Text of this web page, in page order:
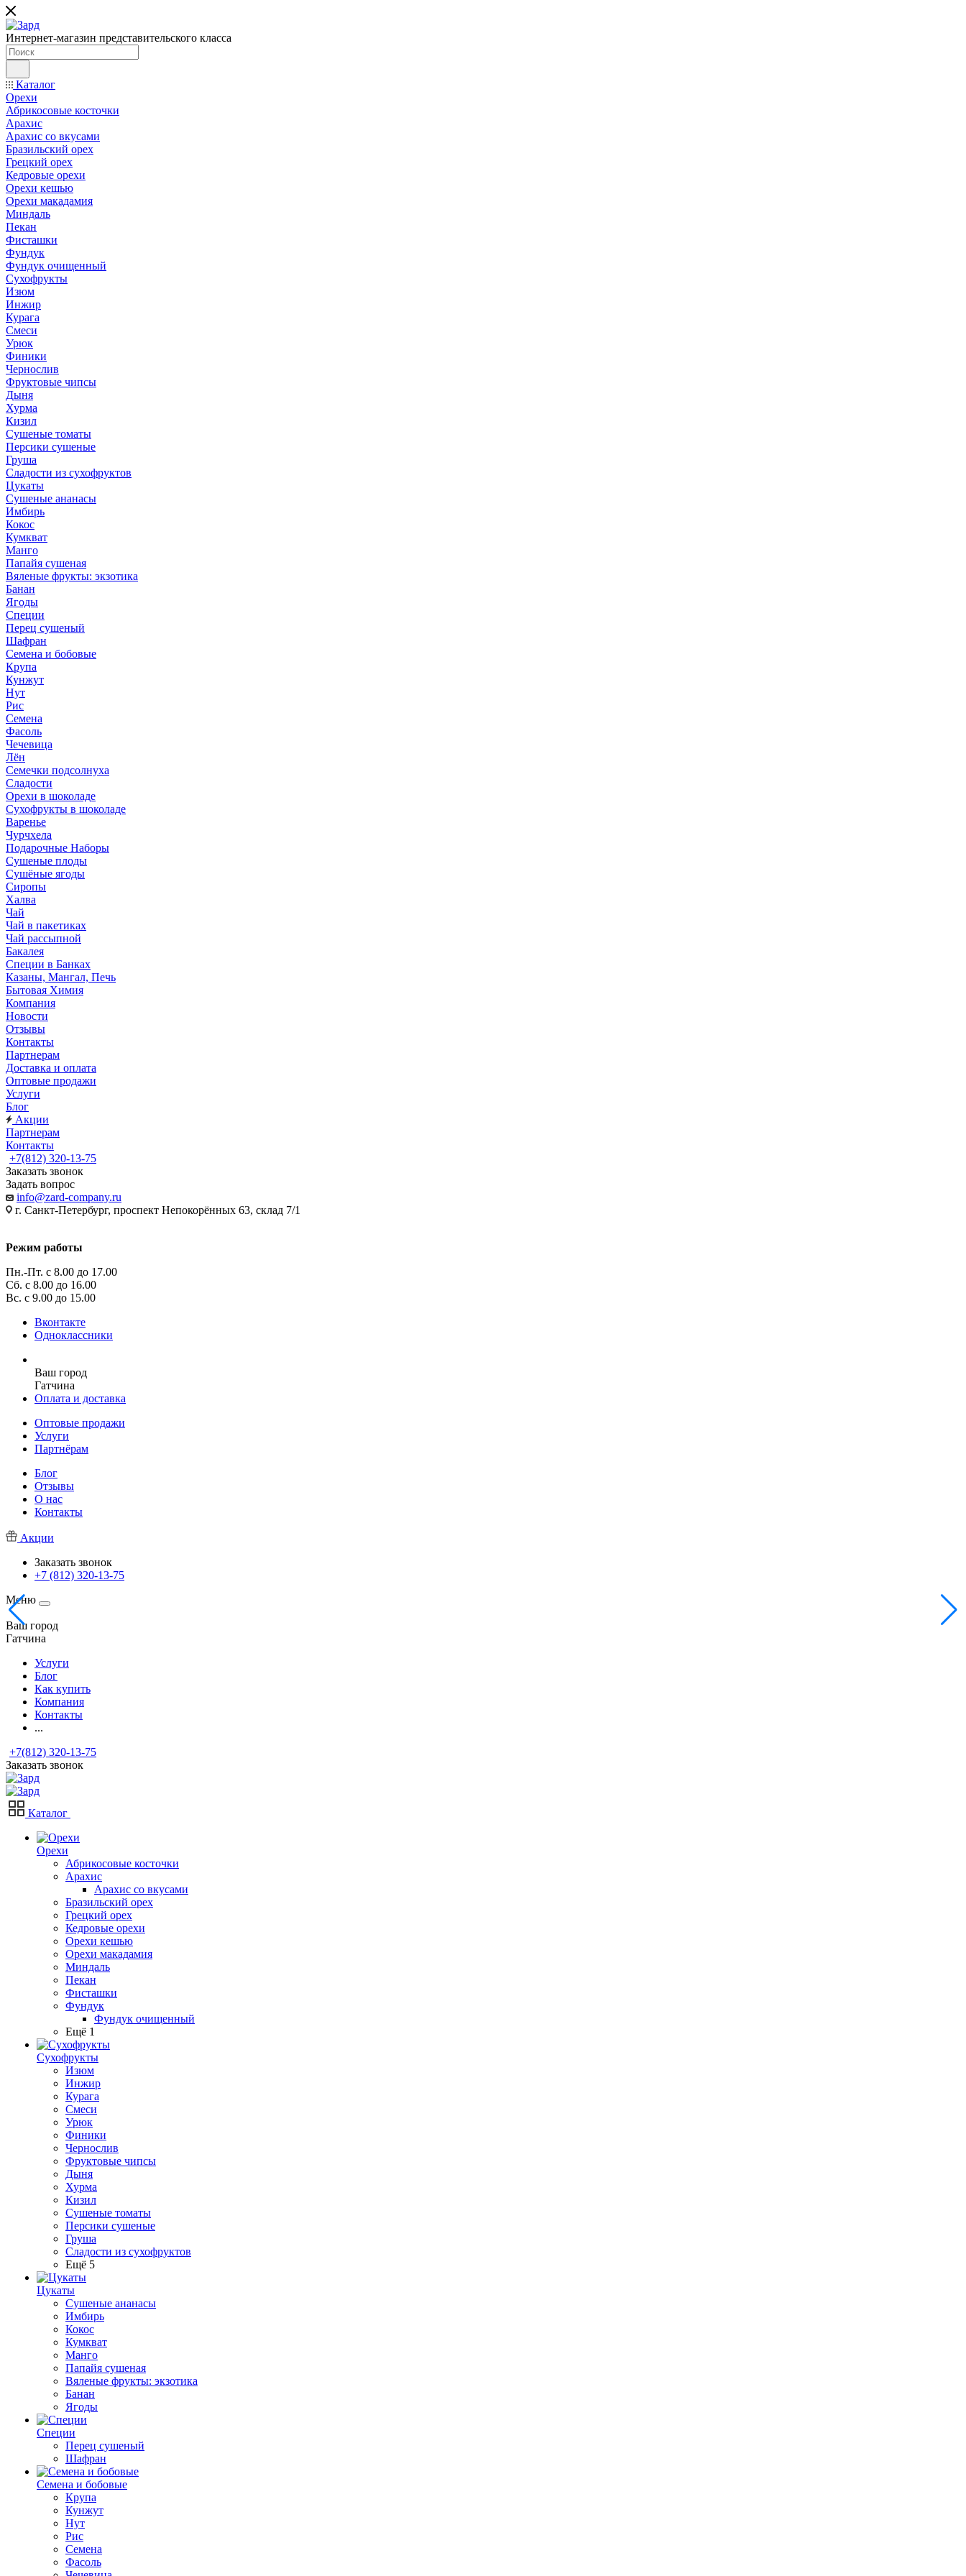
Интернет-магазин представительского класса
Каталог
Орехи
Абрикосовые косточки
Арахис
Арахис со вкусами
Бразильский орех
Грецкий орех
Кедровые орехи
Орехи кешью
Орехи макадамия
Миндаль
Пекан
Фисташки
Фундук
Фундук очищенный
Сухофрукты
Изюм
Инжир
Курага
Смеси
Урюк
Финики
Чернослив
Фруктовые чипсы
Дыня
Хурма
Кизил
Сушеные томаты
Персики сушеные
Груша
Сладости из сухофруктов
Цукаты
Cушеные ананасы
Имбирь
Кокос
Кумкват
Манго
Папайя сушеная
Вяленые фрукты: экзотика
Банан
Ягоды
Специи
Перец сушеный
Шафран
Семена и бобовые
Крупа
Кунжут
Нут
Рис
Семена
Фасоль
Чечевица
Лён
Семечки подсолнуха
Сладости
Орехи в шоколаде
Сухофрукты в шоколаде
Варенье
Чурчхела
Подарочные Наборы
Cушеные плоды
Сушёные ягоды
Сиропы
Халва
Чай
Чай в пакетиках
Чай рассыпной
Бакалея
Специи в Банках
Казаны, Мангал, Печь
Бытовая Химия
Компания
Новости
Отзывы
Контакты
Партнерам
Доставка и оплата
Оптовые продажи
Услуги
Блог
Акции
Партнерам
Контакты
+7(812) 320-13-75
Заказать звонок
Задать вопрос
info@zard-company.ru
г. Санкт-Петербург, проспект Непокорённых 63, склад 7/1
Режим работы
Пн.-Пт. с 8.00 до 17.00
Сб. с 8.00 до 16.00
Вс. с 9.00 до 15.00
Вконтакте
Одноклассники
Ваш город
Гатчина
Оплата и доставка
Оптовые продажи
Услуги
Партнёрам
Блог
Отзывы
О нас
Контакты
Акции
Заказать звонок
+7 (812) 320-13-75
Меню
Ваш город
Гатчина
Услуги
Блог
Как купить
Компания
Контакты
...
+7(812) 320-13-75
Заказать звонок
Каталог
Орехи
Абрикосовые косточки
Арахис
Арахис со вкусами
Бразильский орех
Грецкий орех
Кедровые орехи
Орехи кешью
Орехи макадамия
Миндаль
Пекан
Фисташки
Фундук
Фундук очищенный
Ещё 1
Сухофрукты
Изюм
Инжир
Курага
Смеси
Урюк
Финики
Чернослив
Фруктовые чипсы
Дыня
Хурма
Кизил
Сушеные томаты
Персики сушеные
Груша
Сладости из сухофруктов
Ещё 5
Цукаты
Cушеные ананасы
Имбирь
Кокос
Кумкват
Манго
Папайя сушеная
Вяленые фрукты: экзотика
Банан
Ягоды
Специи
Перец сушеный
Шафран
Семена и бобовые
Крупа
Кунжут
Нут
Рис
Семена
Фасоль